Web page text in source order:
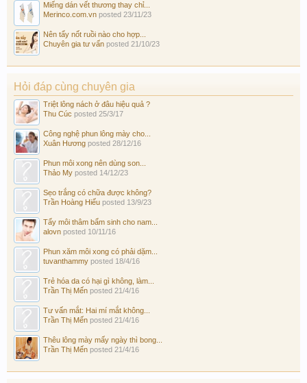
Miếng dán vết thương thay chỉ...
Merinco.com.vn posted 23/11/23
Nên tẩy nốt ruồi nào cho hợp...
Chuyên gia tư vấn posted 21/10/23
Hỏi đáp cùng chuyên gia
Triệt lông nách ở đâu hiệu quả ?
Thu Cúc posted 25/3/17
Công nghệ phun lông mày cho...
Xuân Hương posted 28/12/16
Phun môi xong nên dùng son...
Thảo My posted 14/12/23
Sẹo trắng có chữa được không?
Trần Hoàng Hiếu posted 13/9/23
Tẩy môi thâm bẩm sinh cho nam...
alovn posted 10/11/16
Phun xăm môi xong có phải dặm...
tuvanthammy posted 18/4/16
Trẻ hóa da có hại gì không, làm...
Trần Thị Mến posted 21/4/16
Tư vấn mắt: Hai mí mắt không...
Trần Thị Mến posted 21/4/16
Thêu lông mày mấy ngày thì bong...
Trần Thị Mến posted 21/4/16